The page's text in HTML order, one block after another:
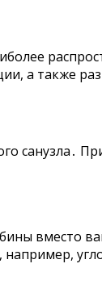
а также
санузла․
вместо